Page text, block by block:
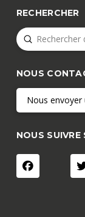
RECHERCHER
Search
Submit
NOUS
Nous envoyer
NOUS SUIVRE